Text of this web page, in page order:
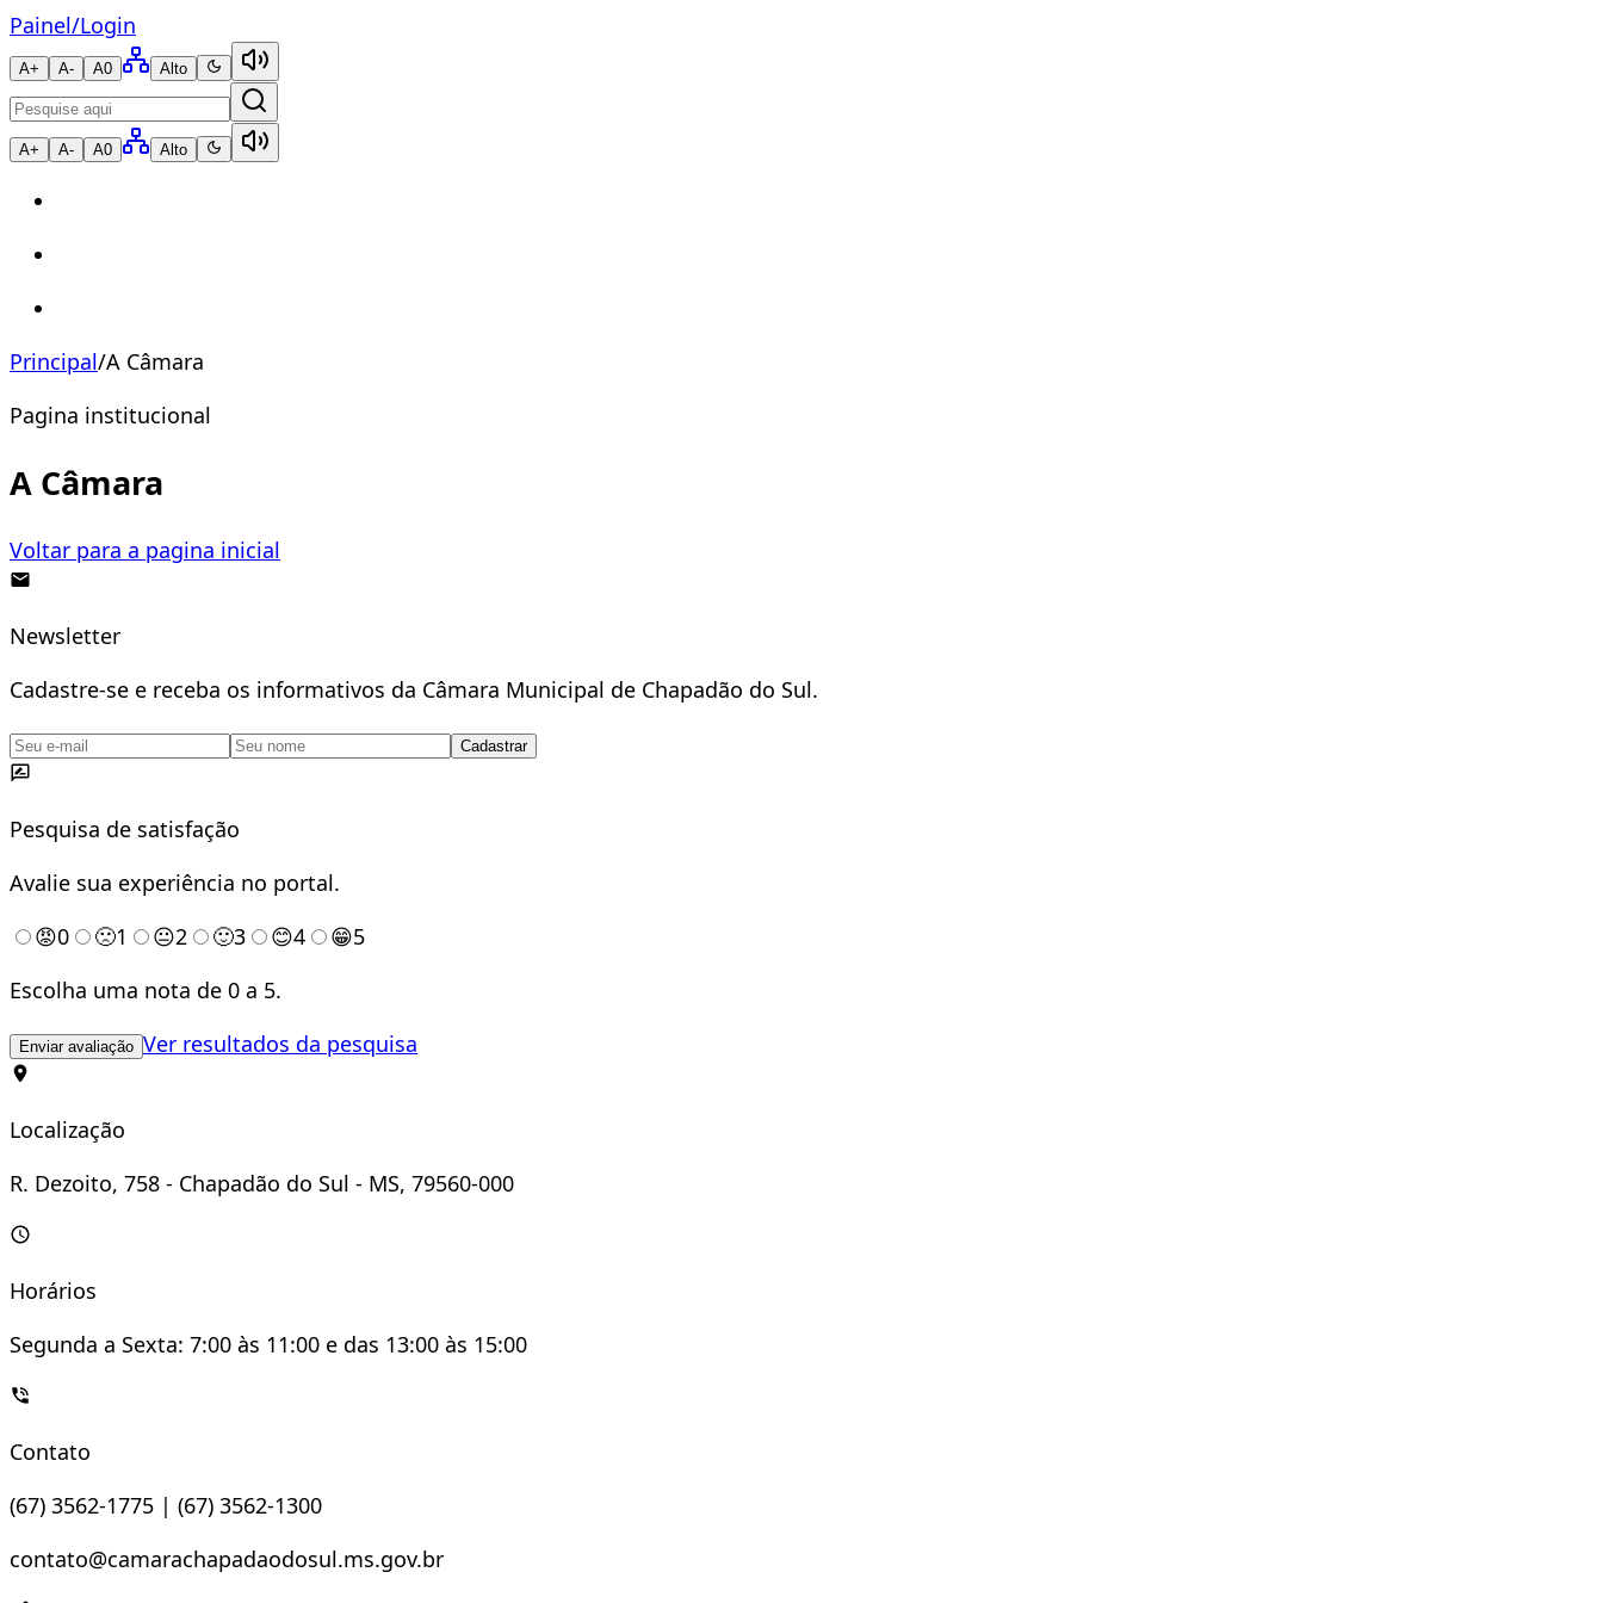
Painel/Login
A+ A- A0 Alto
A+ A- A0 Alto
Principal/A Câmara
Pagina institucional
A Câmara
Voltar para a pagina inicial
Newsletter
Cadastre-se e receba os informativos da Câmara Municipal de Chapadão do Sul.
Cadastrar
Pesquisa de satisfação
Avalie sua experiência no portal.
😡0 🙁1 😐2 🙂3 😊4 😁5
Escolha uma nota de 0 a 5.
Enviar avaliação Ver resultados da pesquisa
Localização
R. Dezoito, 758 - Chapadão do Sul - MS, 79560-000
Horários
Segunda a Sexta: 7:00 às 11:00 e das 13:00 às 15:00
Contato
(67) 3562-1775 | (67) 3562-1300
contato@camarachapadaodosul.ms.gov.br